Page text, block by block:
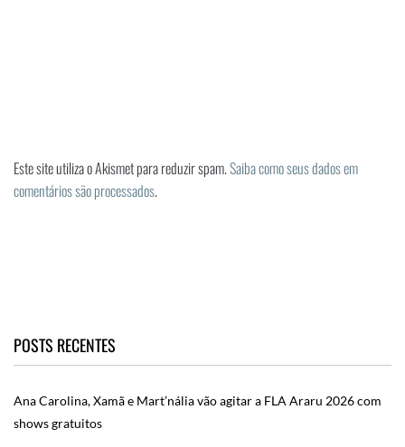
Este site utiliza o Akismet para reduzir spam.Saiba como seus dados em
comentários são processados.
POSTS RECENTES
Ana Carolina, Xamã e Mart’nália vão agitar a FLA Araru 2026 com
shows gratuitos